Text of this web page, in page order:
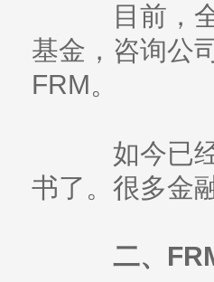
目前，全
基金，咨询公
FRM。
如今已经
书了。很多金
二、FRM